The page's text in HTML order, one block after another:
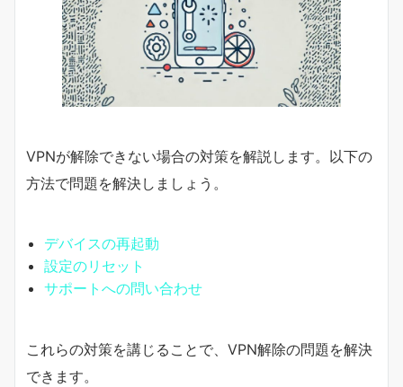
VPNが解除できない場合の対策を解説します。以下の
方法で問題を解決しましょう。
デバイスの再起動
設定のリセット
サポートへの問い合わせ
これらの対策を講じることで、VPN解除の問題を解決
できます。